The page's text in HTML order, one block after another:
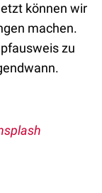
können wir
machen.
zu